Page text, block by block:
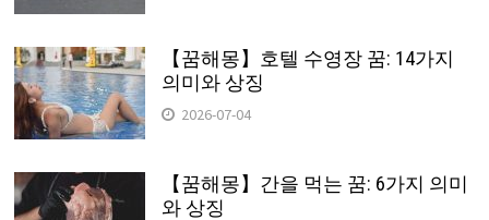
【꿈해몽】호텔 수영장 꿈: 14가지
의미와 상징
2026-07-04
【꿈해몽】간을 먹는 꿈: 6가지 의미
와 상징